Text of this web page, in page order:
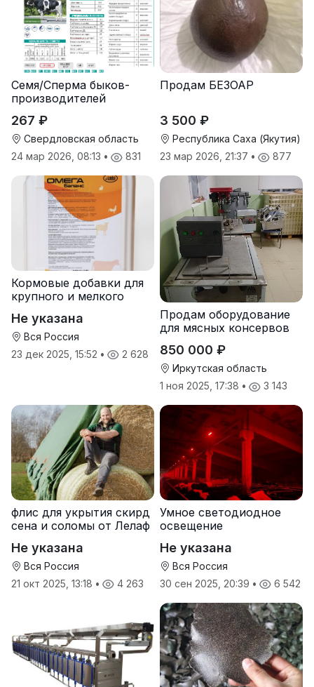
Семя/Сперма быков-
производителей
267 ₽
Свердловская область
24 мар 2026, 08:13 • 831
Продам БЕЗОАР
3 500 ₽
Республика Саха (Якутия)
23 мар 2026, 21:37 • 877
Кормовые добавки для
крупного и мелкого
Не указана
Вся Россия
23 дек 2025, 15:52 • 2 628
Продам оборудование
для мясных консервов
850 000 ₽
Иркутская область
1 ноя 2025, 17:38 • 3 143
флис для укрытия скирд
сена и соломы от Лелаф
Не указана
Вся Россия
21 окт 2025, 13:18 • 4 263
Умное светодиодное
освещение
Не указана
Вся Россия
30 сен 2025, 20:39 • 6 542